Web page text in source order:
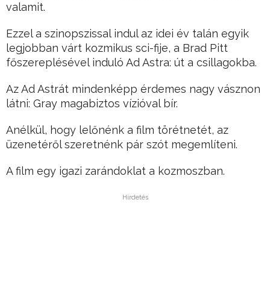
valamit.
Ezzel a szinopszissal indul az idei év talán egyik
legjobban várt kozmikus sci-fije, a Brad Pitt
főszereplésével induló Ad Astra: út a csillagokba.
Az Ad Astrát mindenképp érdemes nagy vásznon
látni: Gray magabiztos vízióval bír.
Anélkül, hogy lelőnénk a film törétnetét, az
üzenetéről szeretnénk pár szót megemlíteni.
A film egy igazi zarándoklat a kozmoszban.
Hirdetés